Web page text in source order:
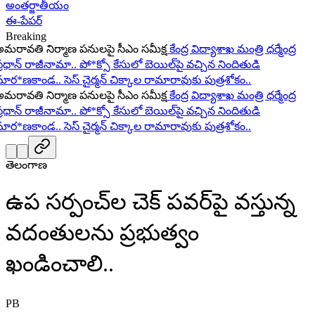
అంతర్జాతీయం
ఈ-పేపర్
Breaking
నిర్మాణ పనులపై సీఎం సమీక్ష కేంద్ర విద్యాశాఖ మంత్రి ధర్మేంద్ర
రాజీనామా.. పో*క్సో కేసులో బెయిల్‌పై వచ్చిన నిందితుడి
సెస్ చైర్మన్ చిక్కాల రామారావుకు పుత్రశోకం..
నిర్మాణ పనులపై సీఎం సమీక్ష కేంద్ర విద్యాశాఖ మంత్రి ధర్మేంద్ర
రాజీనామా.. పో*క్సో కేసులో బెయిల్‌పై వచ్చిన నిందితుడి
సెస్ చైర్మన్ చిక్కాల రామారావుకు పుత్రశోకం..
తెలంగాణ
ఉప సర్పంచ్‌ల చెక్ పవర్‌పై వస్తున్న
వదంతులను ప్రభుత్వం
ఖండించాలి..
PB